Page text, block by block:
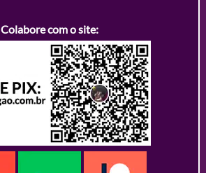
Colabore com o site: